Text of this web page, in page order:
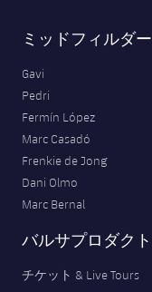
ミッドフィルダー
Gavi
Pedri
Fermín López
Marc Casadó
Frenkie de Jong
Dani Olmo
Marc Bernal
バルサプロダクト
チケット & Live Tours